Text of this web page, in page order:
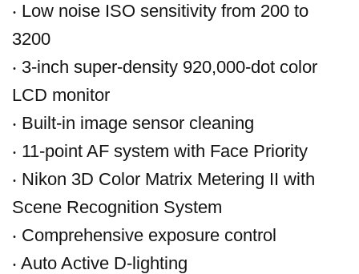
‧ Low noise ISO sensitivity from 200 to
3200
‧ 3-inch super-density 920,000-dot color
LCD monitor
‧ Built-in image sensor cleaning
‧ 11-point AF system with Face Priority
‧ Nikon 3D Color Matrix Metering II with
Scene Recognition System
‧ Comprehensive exposure control
‧ Auto Active D-lighting